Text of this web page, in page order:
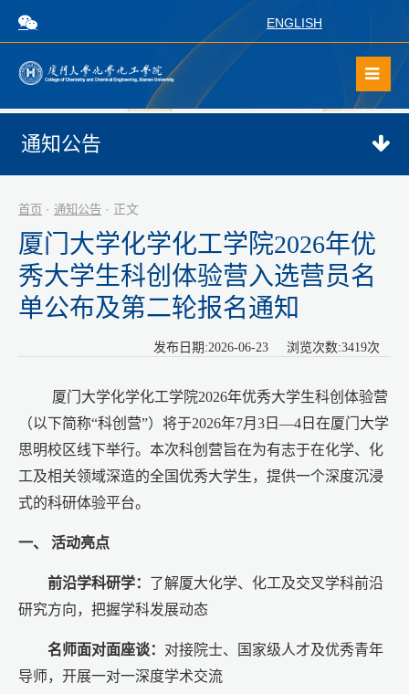
ENGLISH
通知公告
首页 · 通知公告 · 正文
厦门大学化学化工学院2026年优
秀大学生科创体验营入选营员名
单公布及第二轮报名通知
发布日期:2026-06-23 浏览次数:3419次
厦门大学化学化工学院2026年优秀大学生科创体验营
（以下简称“科创营”）将于2026年7月3日—4日在厦门大学
思明校区线下举行。本次科创营旨在为有志于在化学、化
工及相关领域深造的全国优秀大学生，提供一个深度沉浸
式的科研体验平台。
一、 活动亮点
前沿学科研学： 了解厦大化学、化工及交叉学科前沿
研究方向，把握学科发展动态
名师面对面座谈： 对接院士、国家级人才及优秀青年
导师，开展一对一深度学术交流